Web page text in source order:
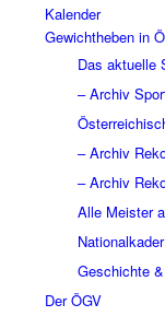
Kalender
Gewichtheben in Ö
Das aktuelle
– Archiv
– Archiv
– Archiv
Alle Meister
Nationalkader
Geschichte
Der ÖGV